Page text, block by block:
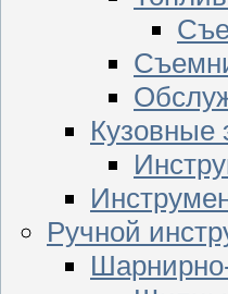
Кузовные
Ручной